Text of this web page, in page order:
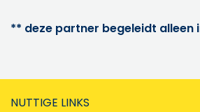
** deze partner begeleidt alleen
NUTTIGE LINKS